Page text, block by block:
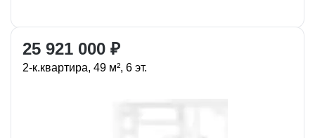
25 921 000 ₽
2-к.квартира, 49 м², 6 эт.